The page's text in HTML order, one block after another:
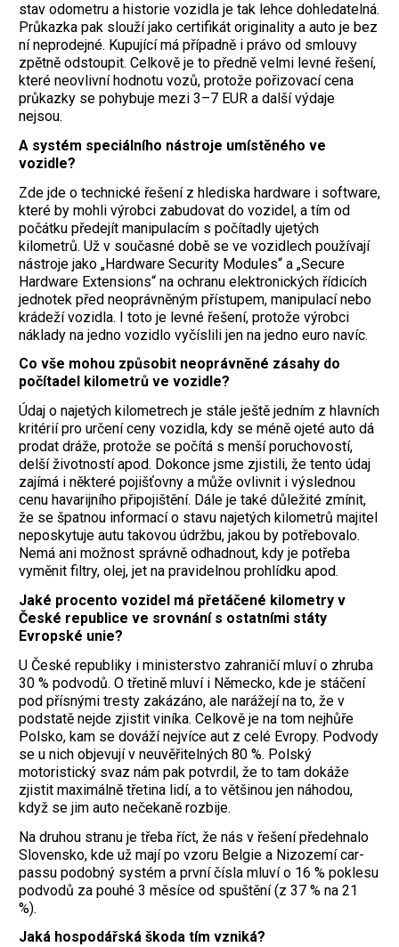
stav odometru a historie vozidla je tak lehce dohledatelná.
Průkazka pak slouží jako certifikát originality a auto je bez
ní neprodejné. Kupující má případně i právo od smlouvy
zpětně odstoupit. Celkově je to předně velmi levné řešení,
které neovlivní hodnotu vozů, protože pořizovací cena
průkazky se pohybuje mezi 3–7 EUR a další výdaje
nejsou.
A systém speciálního nástroje umístěného ve
vozidle?
Zde jde o technické řešení z hlediska hardware i software,
které by mohli výrobci zabudovat do vozidel, a tím od
počátku předejít manipulacím s počítadly ujetých
kilometrů. Už v současné době se ve vozidlech používají
nástroje jako „Hardware Security Modules“ a „Secure
Hardware Extensions“ na ochranu elektronických řídicích
jednotek před neoprávněným přístupem, manipulací nebo
krádeží vozidla. I toto je levné řešení, protože výrobci
náklady na jedno vozidlo vyčíslili jen na jedno euro navíc.
Co vše mohou způsobit neoprávněné zásahy do
počítadel kilometrů ve vozidle?
Údaj o najetých kilometrech je stále ještě jedním z hlavních
kritérií pro určení ceny vozidla, kdy se méně ojeté auto dá
prodat dráže, protože se počítá s menší poruchovostí,
delší životností apod. Dokonce jsme zjistili, že tento údaj
zajímá i některé pojišťovny a může ovlivnit i výslednou
cenu havarijního připojištění. Dále je také důležité zmínit,
že se špatnou informací o stavu najetých kilometrů majitel
neposkytuje autu takovou údržbu, jakou by potřebovalo.
Nemá ani možnost správně odhadnout, kdy je potřeba
vyměnit filtry, olej, jet na pravidelnou prohlídku apod.
Jaké procento vozidel má přetáčené kilometry v
České republice ve srovnání s ostatními státy
Evropské unie?
U České republiky i ministerstvo zahraničí mluví o zhruba
30 % podvodů. O třetině mluví i Německo, kde je stáčení
pod přísnými tresty zakázáno, ale narážejí na to, že v
podstatě nejde zjistit viníka. Celkově je na tom nejhůře
Polsko, kam se dováží nejvíce aut z celé Evropy. Podvody
se u nich objevují v neuvěřitelných 80 %. Polský
motoristický svaz nám pak potvrdil, že to tam dokáže
zjistit maximálně třetina lidí, a to většinou jen náhodou,
když se jim auto nečekaně rozbije.
Na druhou stranu je třeba říct, že nás v řešení předehnalo
Slovensko, kde už mají po vzoru Belgie a Nizozemí car-
passu podobný systém a první čísla mluví o 16 % poklesu
podvodů za pouhé 3 měsíce od spuštění (z 37 % na 21
%).
Jaká hospodářská škoda tím vzniká?